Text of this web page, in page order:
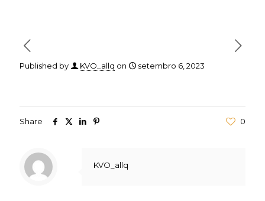
Published by KVO_allq on setembro 6, 2023
Share 0
KVO_allq